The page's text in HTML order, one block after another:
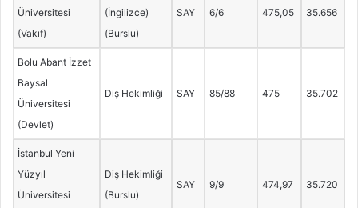
Üniversitesi
(Vakıf)
(İngilizce)
(Burslu)
SAY 6/6 475,05 35.656
Bolu Abant İzzet
Baysal
Üniversitesi
(Devlet)
Diş Hekimliği SAY 85/88 475 35.702
İstanbul Yeni
Yüzyıl
Üniversitesi
Diş Hekimliği
(Burslu)
SAY 9/9 474,97 35.720